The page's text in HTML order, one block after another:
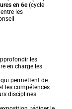
en 6e(cycle
les
les
en charge les
qui permettent de
les compétences
disciplines.